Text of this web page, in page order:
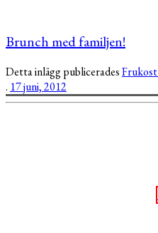
Brunch med familjen!
Detta inlägg publiceradesFrukost
. 17 juni, 2012